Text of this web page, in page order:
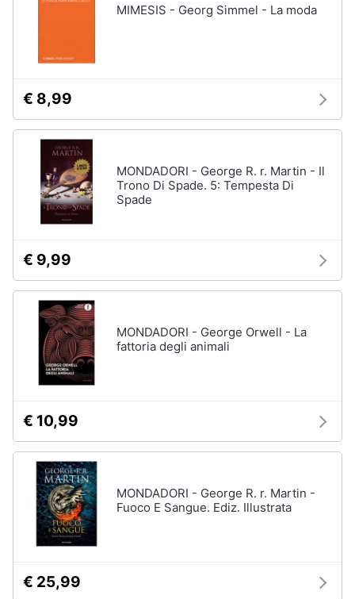
MIMESIS - Georg Simmel - La moda
€ 8,99
MONDADORI - George R. r. Martin - Il
Trono Di Spade. 5: Tempesta Di
Spade
€ 9,99
MONDADORI - George Orwell - La
fattoria degli animali
€ 10,99
MONDADORI - George R. r. Martin -
Fuoco E Sangue. Ediz. Illustrata
€ 25,99